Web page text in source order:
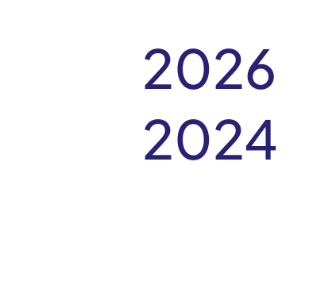
2026
2024